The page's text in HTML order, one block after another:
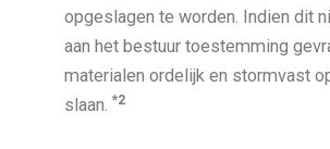
opgeslagen te worden. Indien dit
aan het bestuur toestemming
materialen ordelijk en stormvast
slaan.*2